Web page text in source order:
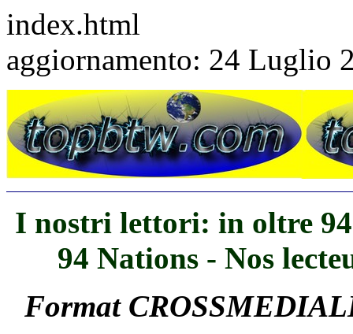
index.html
aggiornamento: 24 Luglio
I nostri lettori: in oltre
94 Nations - Nos
Format